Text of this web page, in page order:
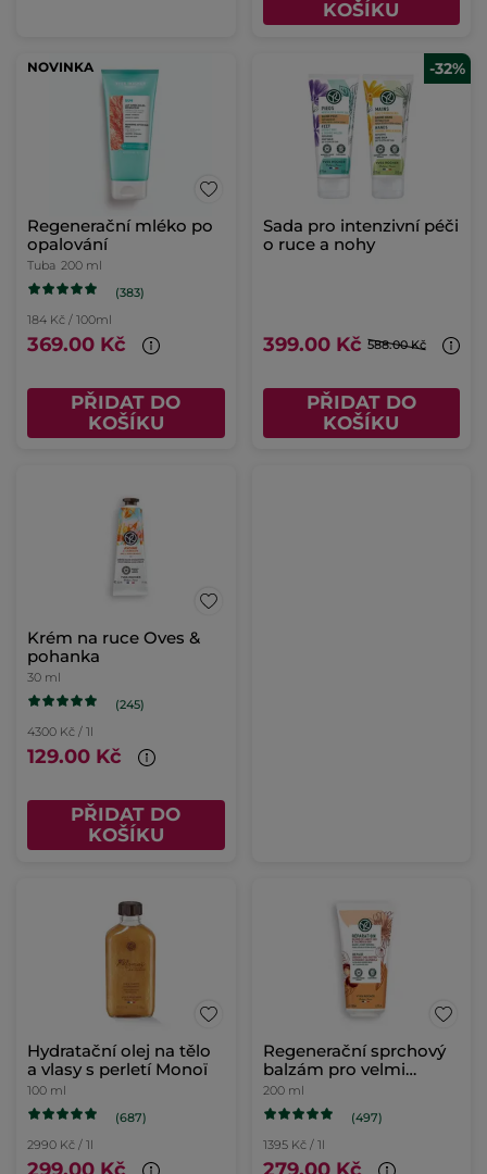
KOŠÍKU
NOVINKA
Regenerační mléko po
opalování
Tuba 200 ml
(383)
184 Kč / 100ml
369.00 Kč
PŘIDAT DO
KOŠÍKU
-32%
Sada pro intenzivní péči
o ruce a nohy
399.00 Kč 588.00 Kč
PŘIDAT DO
KOŠÍKU
Krém na ruce Oves &
pohanka
30 ml
(245)
4300 Kč / 1l
129.00 Kč
PŘIDAT DO
KOŠÍKU
Hydratační olej na tělo
a vlasy s perletí Monoï
100 ml
(687)
2990 Kč / 1l
Regenerační sprchový
balzám pro velmi
suchou pokožku
200 ml
(497)
1395 Kč / 1l